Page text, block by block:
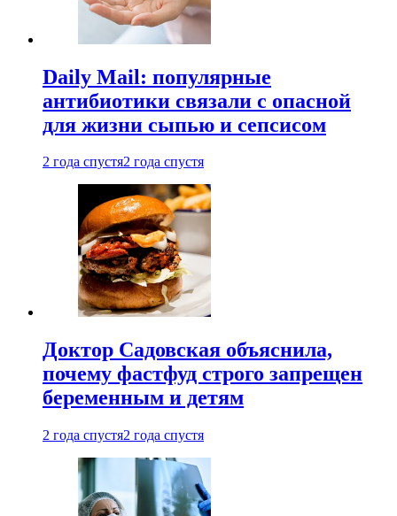
Daily Mail: популярные
антибиотики связали с опасной
для жизни сыпью и сепсисом
2 года спустя2 года спустя
Доктор Садовская объяснила,
почему фастфуд строго запрещен
беременным и детям
2 года спустя2 года спустя